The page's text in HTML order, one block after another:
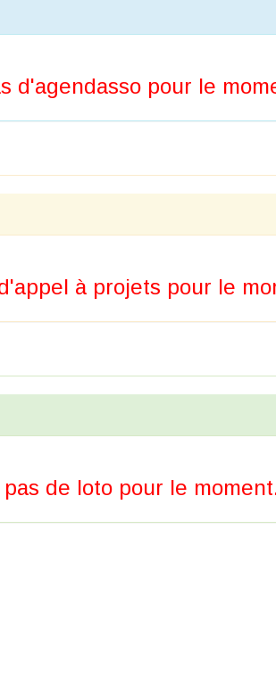
d'agendasso pour le
à projets pour le
pas de loto pour le